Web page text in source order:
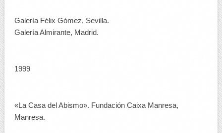
Galería Félix Gómez, Sevilla.
Galería Almirante, Madrid.
1999
«La Casa del Abismo». Fundación Caixa Manresa,
Manresa.